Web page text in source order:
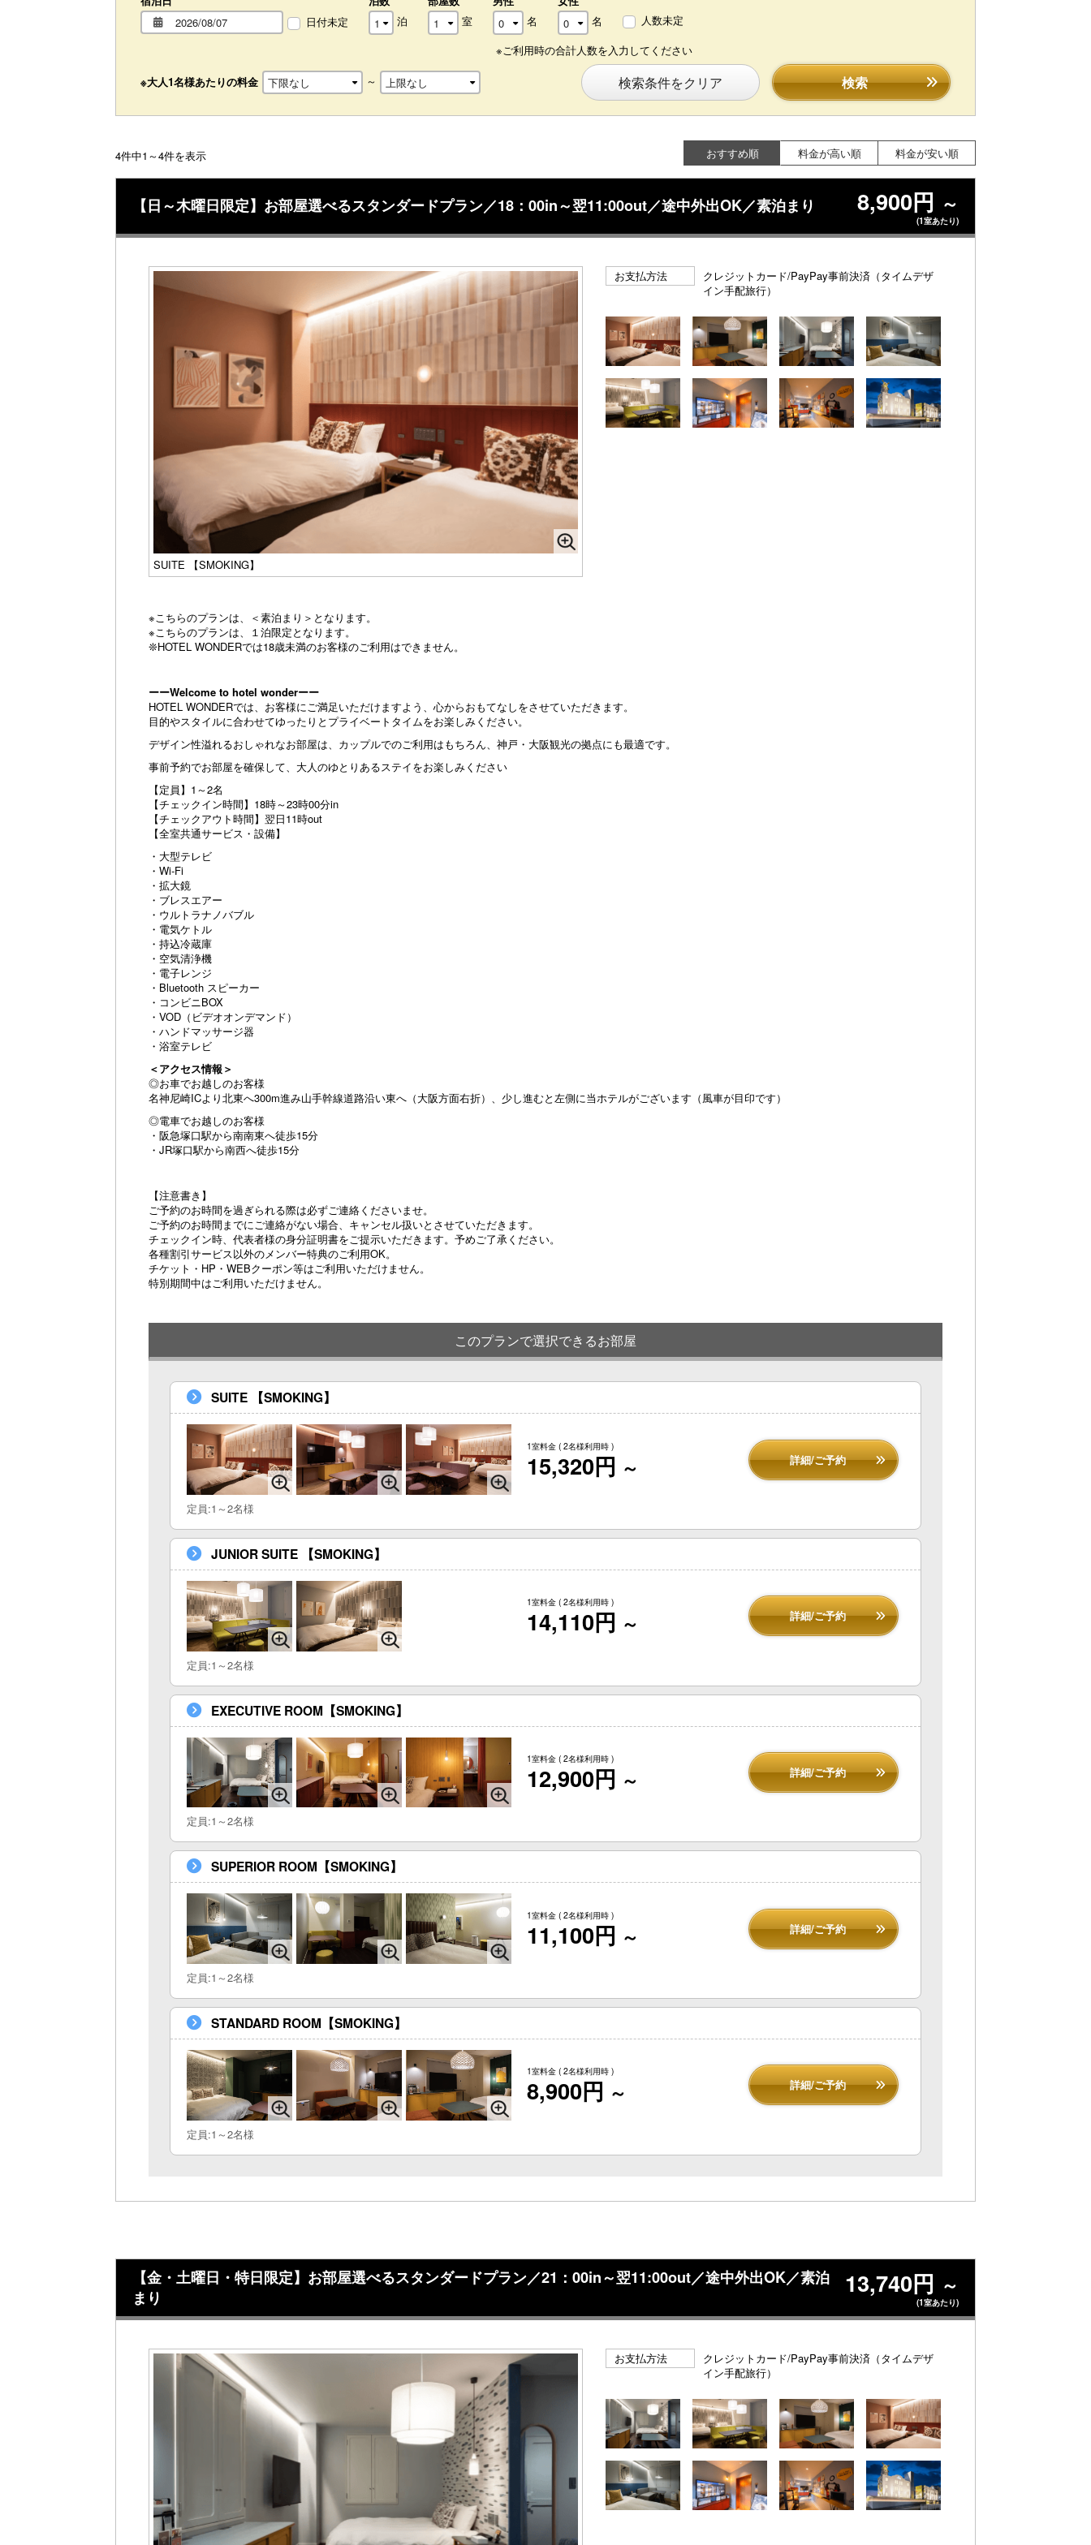
日付未定
泊
室
名
名
人数未定
※ご利用時の合計人数を入力してください
※大人1名様あたりの料金 ～ 検索条件をクリア 検索
おすすめ順 料金が高い順 料金が安い順
4件中1～4件を表示
【日～木曜日限定】お部屋選べるスタンダードプラン／18：00in～翌11:00out／途中外出OK／素泊まり 8,900円 ～
(1室あたり)
SUITE 【SMOKING】
お支払方法
クレジットカード/PayPay事前決済（タイムデザ
イン手配旅行）
※こちらのプランは、＜素泊まり＞となります。
※こちらのプランは、１泊限定となります。
❊HOTEL WONDERでは18歳未満のお客様のご利用はできません。
ーーWelcome to hotel wonderーー
HOTEL WONDERでは、お客様にご満足いただけますよう、心からおもてなしをさせていただきます。
目的やスタイルに合わせてゆったりとプライベートタイムをお楽しみください。
デザイン性溢れるおしゃれなお部屋は、カップルでのご利用はもちろん、神戸・大阪観光の拠点にも最適です。
事前予約でお部屋を確保して、大人のゆとりあるステイをお楽しみください
【定員】1～2名
【チェックイン時間】18時～23時00分in
【チェックアウト時間】翌日11時out
【全室共通サービス・設備】
・大型テレビ
・Wi-Fi
・拡大鏡
・ブレスエアー
・ウルトラナノバブル
・電気ケトル
・持込冷蔵庫
・空気清浄機
・電子レンジ
・Bluetooth スピーカー
・コンビニBOX
・VOD（ビデオオンデマンド）
・ハンドマッサージ器
・浴室テレビ
＜アクセス情報＞
◎お車でお越しのお客様
名神尼崎ICより北東へ300m進み山手幹線道路沿い東へ（大阪方面右折）、少し進むと左側に当ホテルがございます（風車が目印です）
◎電車でお越しのお客様
・阪急塚口駅から南南東へ徒歩15分
・JR塚口駅から南西へ徒歩15分
【注意書き】
ご予約のお時間を過ぎられる際は必ずご連絡くださいませ。
ご予約のお時間までにご連絡がない場合、キャンセル扱いとさせていただきます。
チェックイン時、代表者様の身分証明書をご提示いただきます。予めご了承ください。
各種割引サービス以外のメンバー特典のご利用OK。
チケット・HP・WEBクーポン等はご利用いただけません。
特別期間中はご利用いただけません。
このプランで選択できるお部屋
SUITE 【SMOKING】
1室料金 ( 2名様利用時 )
15,320円 ～ 詳細/ご予約
定員:1～2名様
JUNIOR SUITE 【SMOKING】
1室料金 ( 2名様利用時 )
14,110円 ～ 詳細/ご予約
定員:1～2名様
EXECUTIVE ROOM【SMOKING】
1室料金 ( 2名様利用時 )
12,900円 ～ 詳細/ご予約
定員:1～2名様
SUPERIOR ROOM【SMOKING】
1室料金 ( 2名様利用時 )
11,100円 ～ 詳細/ご予約
定員:1～2名様
STANDARD ROOM【SMOKING】
1室料金 ( 2名様利用時 )
8,900円 ～ 詳細/ご予約
定員:1～2名様
【金・土曜日・特日限定】お部屋選べるスタンダードプラン／21：00in～翌11:00out／途中外出OK／素泊
まり
13,740円 ～
(1室あたり)
お支払方法
クレジットカード/PayPay事前決済（タイムデザ
イン手配旅行）